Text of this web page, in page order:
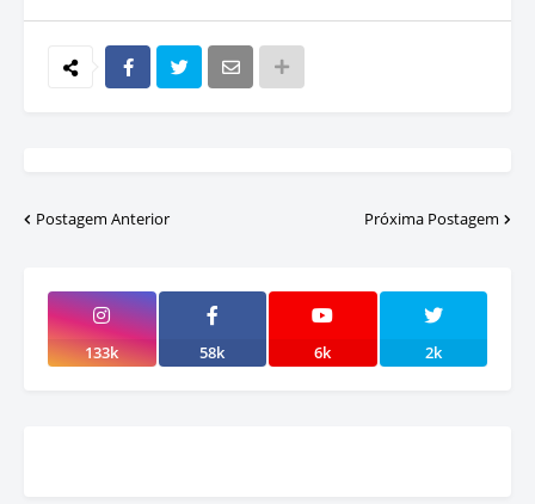
Postagem Anterior Próxima Postagem
133k 58k 6k 2k